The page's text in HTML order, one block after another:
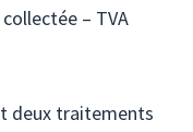
– TVA
deux traitements